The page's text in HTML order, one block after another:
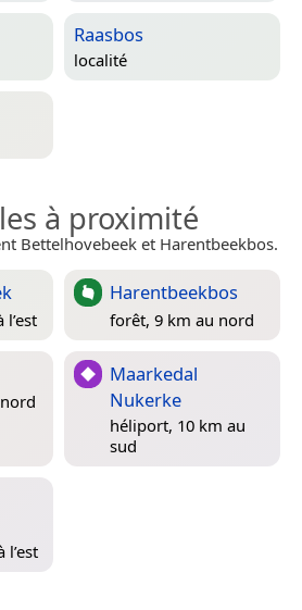
Raasbos
localité
à proximité
Bettelhovebeek et Harentbeekbos.
Harentbeekbos
forêt, 9 km au nord
Maarkedal
Nukerke
héliport, 10 km au
sud
l’est